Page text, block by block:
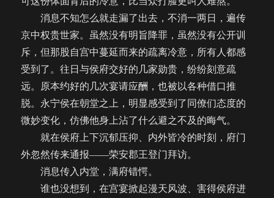
消息不知怎么就走漏了出去，不消一两日，遍传
京中权贵世家。虽然没有明旨降罪，虽然没有公开训
斥，但那股自宫中蔓延而来的疏离冷意，所有人都感
受到了。往日与侯府交好的几家勋贵，纷纷刻意疏
远。原本约好的几次宴请应酬，也被以各种借口推
脱。永宁侯在朝堂之上，明显感受到了同僚们态度的
微妙变化，仿佛他身上沾了什么避之不及的晦气。
就在侯府上下沉郁压抑、内外皆冷的时刻，府门
外忽然传来通报——荣安郡王登门拜访。
消息传入内堂，满府错愕。
谁也没想到，在宫宴掀起漫天风波、害得侯府进